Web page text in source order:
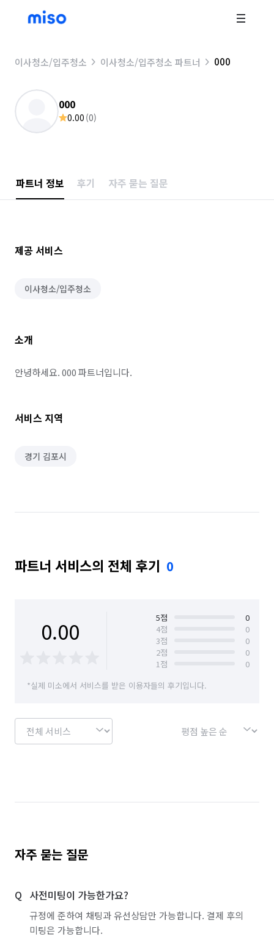
이사청소/입주청소 이사청소/입주청소 파트너 000
000
0.00 (0)
파트너 정보 후기 자주 묻는 질문
제공 서비스
이사청소/입주청소
소개
안녕하세요. 000 파트너입니다.
서비스 지역
경기 김포시
파트너 서비스의 전체 후기 0
0.00 5점
0
4점
0
3점
0
2점
0
1점
0
*실제 미소에서 서비스를 받은 이용자들의 후기입니다.
자주 묻는 질문
사전미팅이 가능한가요?
규정에 준하여 채팅과 유선상담만 가능합니다. 결제 후의
미팅은 가능합니다.